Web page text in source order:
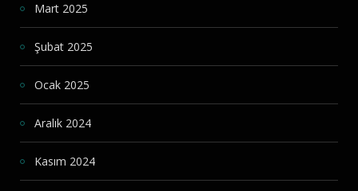
Mart 2025
Şubat 2025
Ocak 2025
Aralık 2024
Kasım 2024